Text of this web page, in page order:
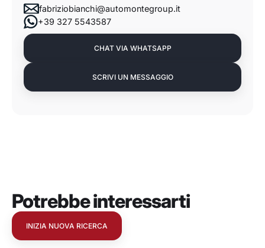
fabriziobianchi@automontegroup.it
+39 327 5543587
CHAT VIA WHATSAPP
SCRIVI UN MESSAGGIO
Potrebbe interessarti
INIZIA NUOVA RICERCA